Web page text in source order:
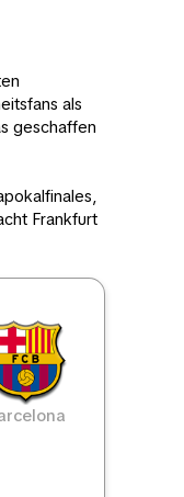
als
geschaffen
Frankfurt